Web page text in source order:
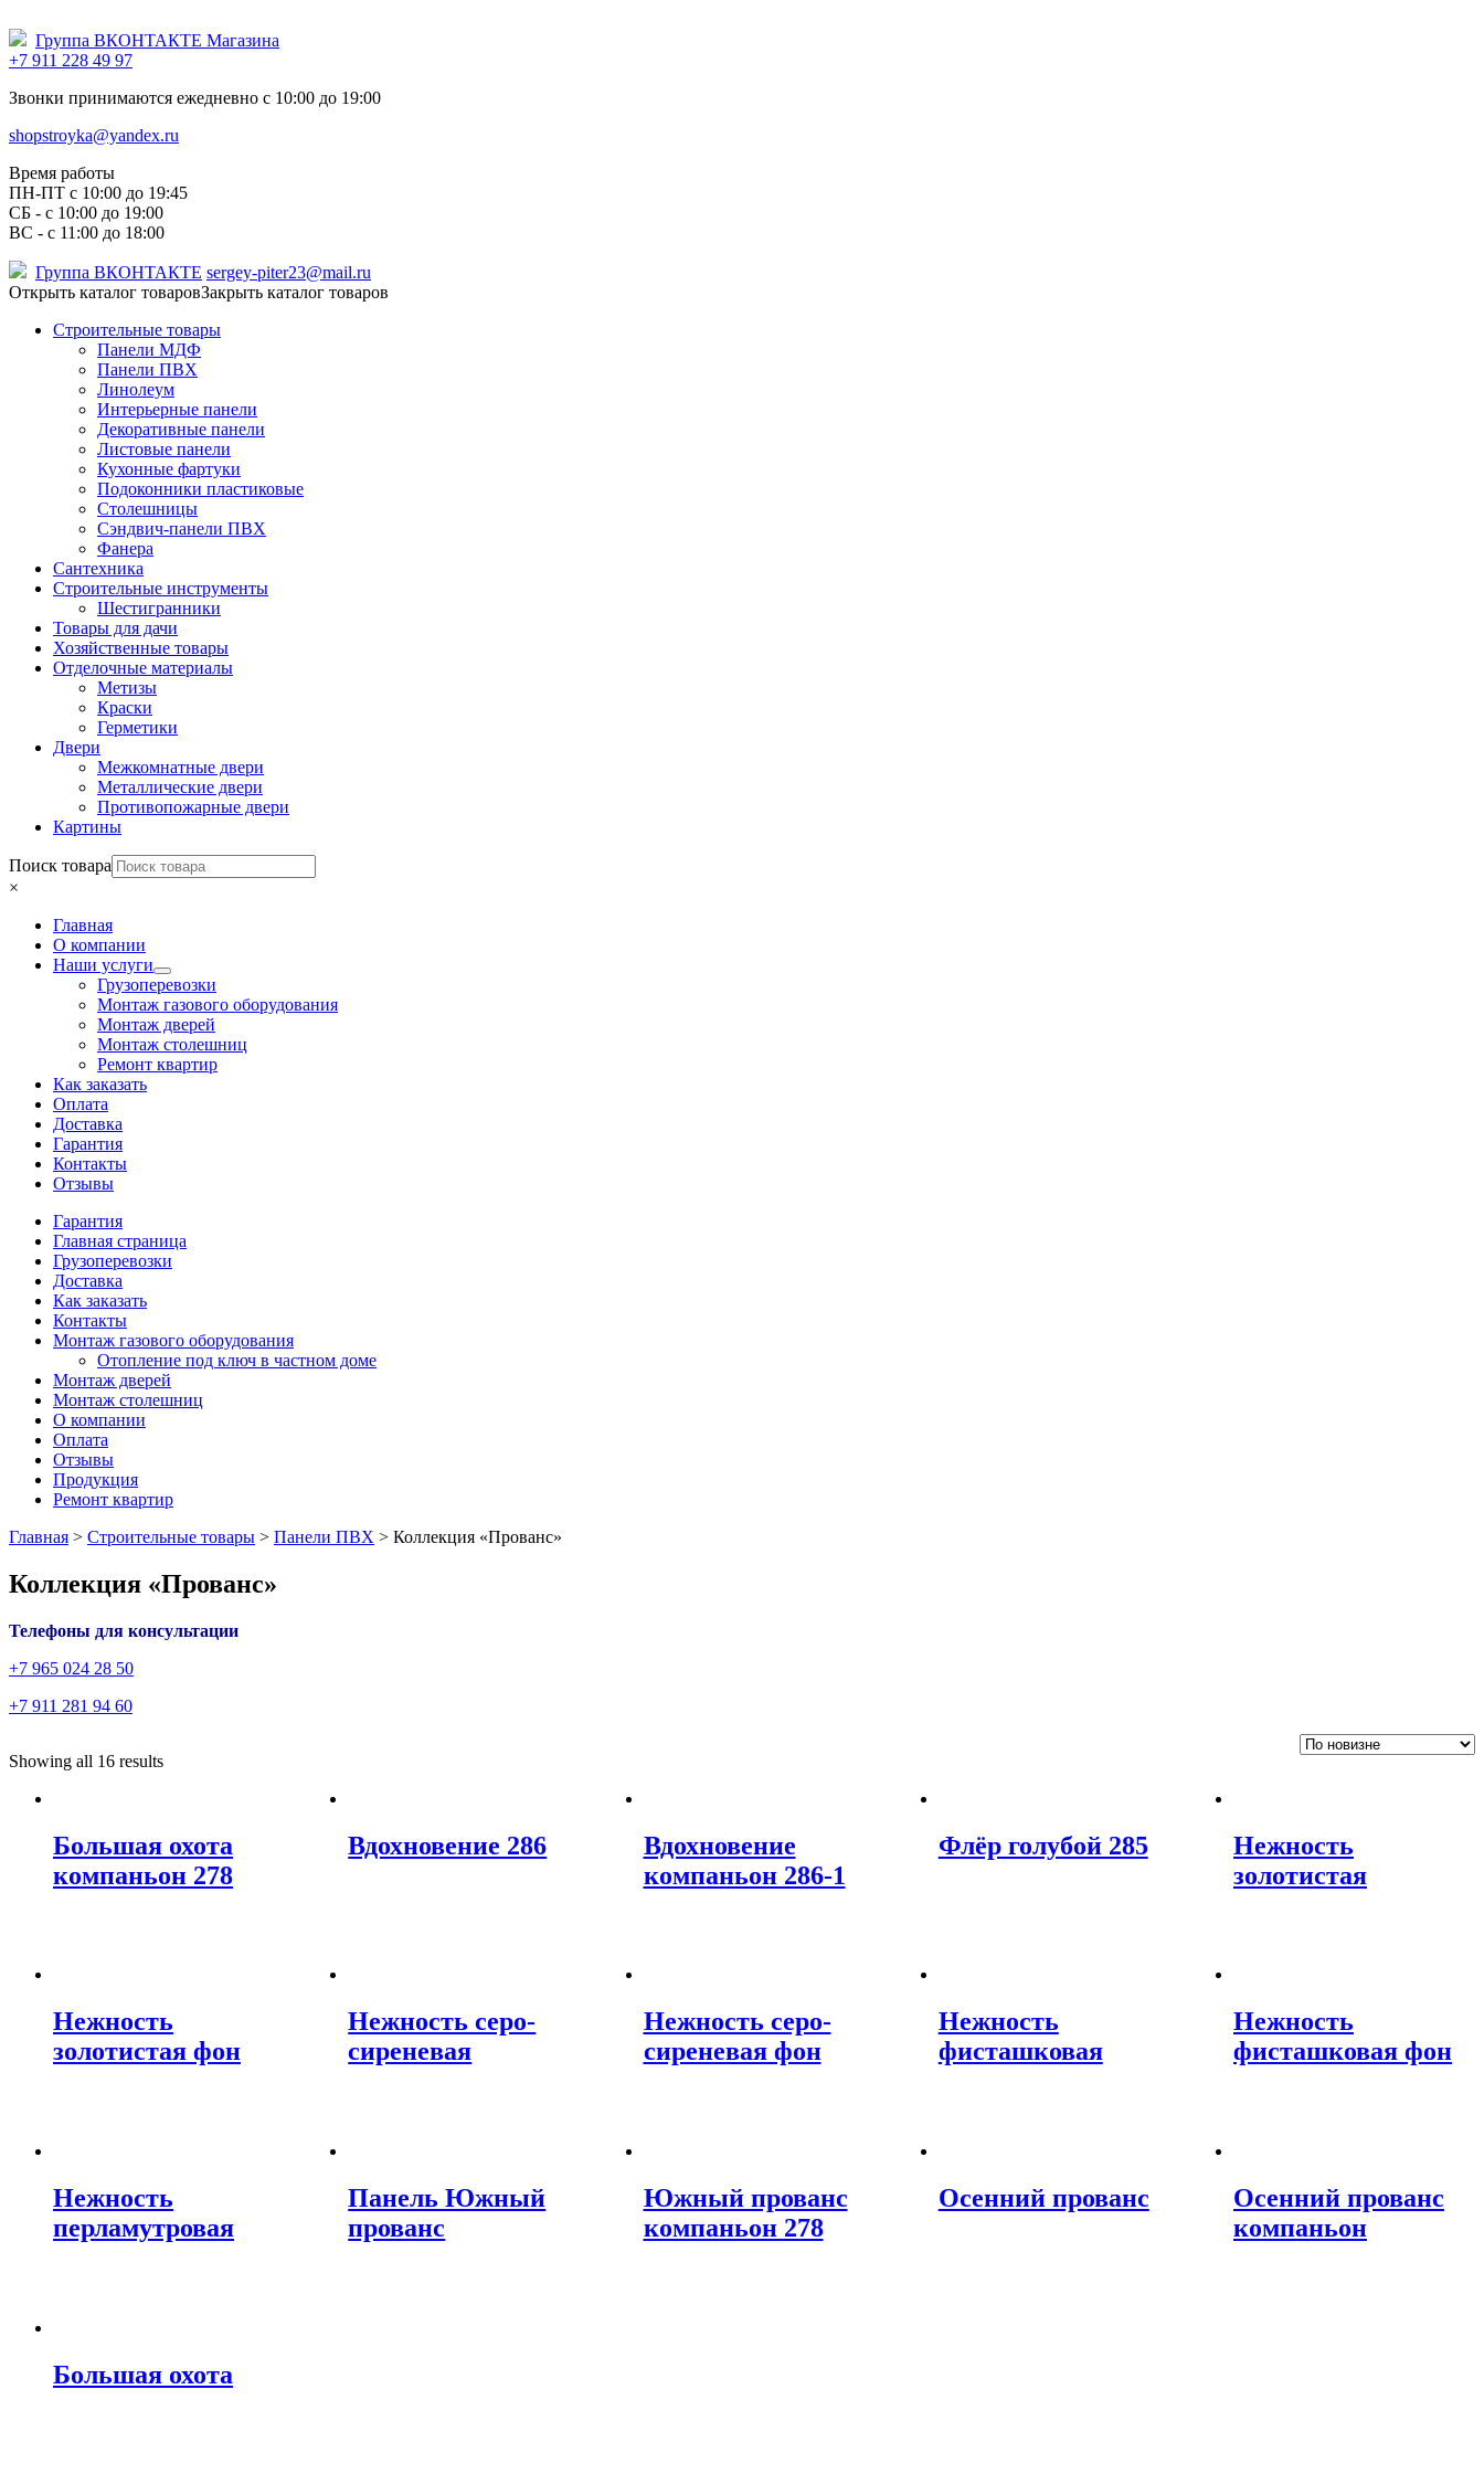
Группа ВКОНТАКТЕ Магазина
+7 911 228 49 97
Звонки принимаются ежедневно с 10:00 до 19:00
shopstroyka@yandex.ru
Время работы
ПН-ПТ c 10:00 до 19:45
СБ - с 10:00 до 19:00
ВС - с 11:00 до 18:00
Группа ВКОНТАКТЕ sergey-piter23@mail.ru
Открыть каталог товаровЗакрыть каталог товаров
Строительные товары
Панели МДФ
Панели ПВХ
Линолеум
Интерьерные панели
Декоративные панели
Листовые панели
Кухонные фартуки
Подоконники пластиковые
Столешницы
Сэндвич-панели ПВХ
Фанера
Сантехника
Строительные инструменты
Шестигранники
Товары для дачи
Хозяйственные товары
Отделочные материалы
Метизы
Краски
Герметики
Двери
Межкомнатные двери
Металлические двери
Противопожарные двери
Картины
Поиск товара
×
Главная
О компании
Наши услуги
Грузоперевозки
Монтаж газового оборудования
Монтаж дверей
Монтаж столешниц
Ремонт квартир
Как заказать
Оплата
Доставка
Гарантия
Контакты
Отзывы
Гарантия
Главная страница
Грузоперевозки
Доставка
Как заказать
Контакты
Монтаж газового оборудования
Отопление под ключ в частном доме
Монтаж дверей
Монтаж столешниц
О компании
Оплата
Отзывы
Продукция
Ремонт квартир
Главная > Строительные товары > Панели ПВХ > Коллекция «Прованс»
Коллекция «Прованс»
Телефоны для консультации
+7 965 024 28 50
+7 911 281 94 60
Showing all 16 results
Большая охота
компаньон 278
Вдохновение 286
Вдохновение
компаньон 286-1
Флёр голубой 285
Нежность
золотистая
Нежность
золотистая фон
Нежность серо-
сиреневая
Нежность серо-
сиреневая фон
Нежность
фисташковая
Нежность
фисташковая фон
Нежность
перламутровая
Панель Южный
прованс
Южный прованс
компаньон 278
Осенний прованс
Осенний прованс
компаньон
Большая охота